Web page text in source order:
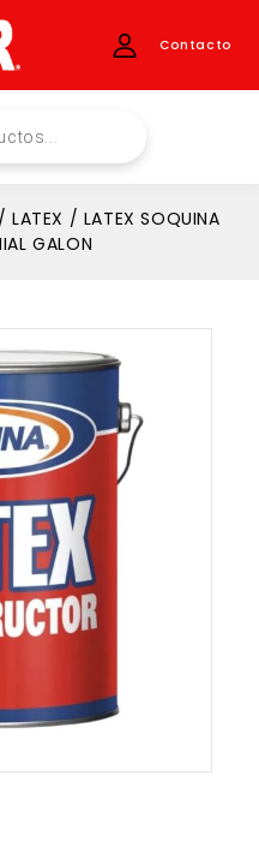
Contacto
/ LATEX / LATEX SOQUINA
GALON